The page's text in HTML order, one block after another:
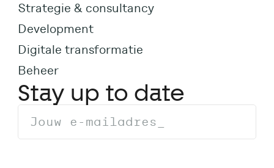
Strategie & consultancy
Development
Digitale transformatie
Beheer
Stay up to date